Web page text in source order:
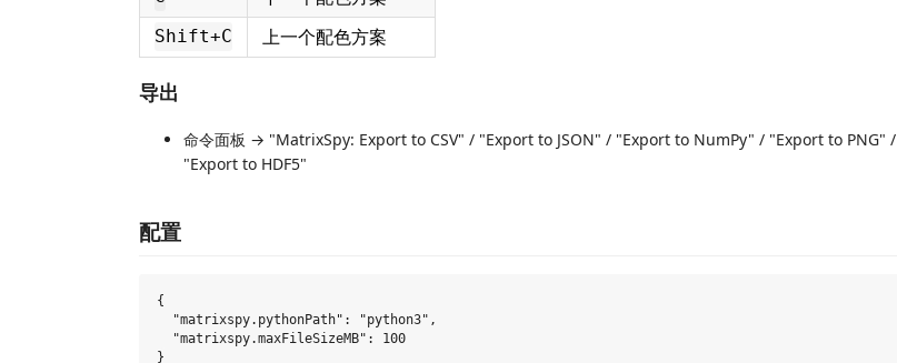
Shift+C 上一个配色方案
导出
命令面板 → "MatrixSpy: Export to CSV" / "Export to JSON" / "Export to NumPy" / "Export to PNG" /
"Export to HDF5"
配置
{
  "matrixspy.pythonPath": "python3",
  "matrixspy.maxFileSizeMB": 100